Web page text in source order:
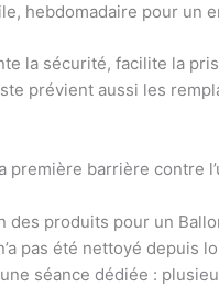
hebdomadaire pour un
la sécurité, facilite la
prévient aussi les
barrière contre
produits pour un
pas été nettoyé depuis
séance dédiée :